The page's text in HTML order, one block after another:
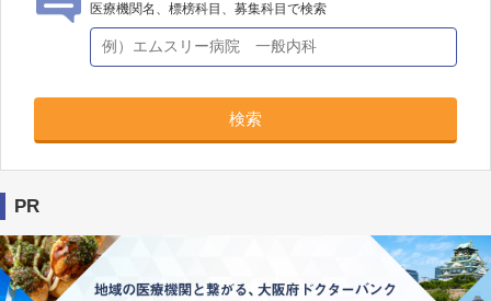
医療機関名、標榜科目、募集科目で検索
検索
PR